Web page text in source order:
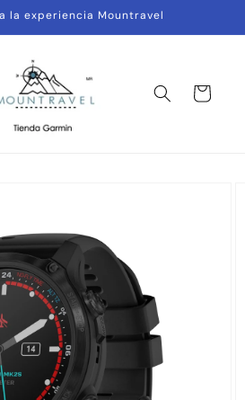
la experiencia Mountravel
Carrito